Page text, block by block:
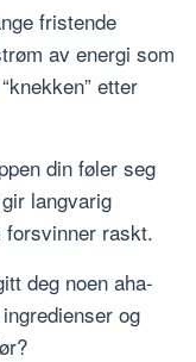
fristende
av energi som
etter
din føler seg
langvarig
forsvinner raskt.
deg noen aha-
og